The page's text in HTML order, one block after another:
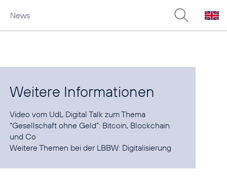
News
Weitere Informationen
Video vom UdL Digital Talk zum Thema
“Gesellschaft ohne Geld”: Bitcoin, Blockchain
und Co
Weitere Themen bei der LBBW: Digitalisierung